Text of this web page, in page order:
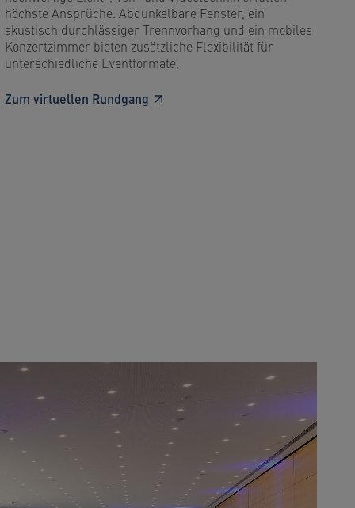
höchste Ansprüche. Abdunkelbare Fenster, ein
akustisch durchlässiger Trennvorhang und ein mobiles
Konzertzimmer bieten zusätzliche Flexibilität für
unterschiedliche Eventformate.
Zum virtuellen Rundgang